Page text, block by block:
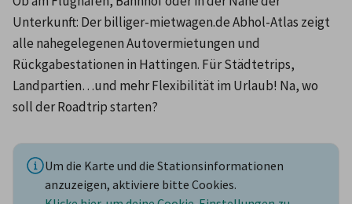
Unterkunft: Der billiger-mietwagen.de Abhol-Atlas zeigt
alle nahegelegenen Autovermietungen und
Rückgabestationen in Hattingen. Für Städtetrips,
Landpartien…und mehr Flexibilität im Urlaub! Na, wo
soll der Roadtrip starten?
Um die Karte und die Stationsinformationen
anzuzeigen, aktiviere bitte Cookies.